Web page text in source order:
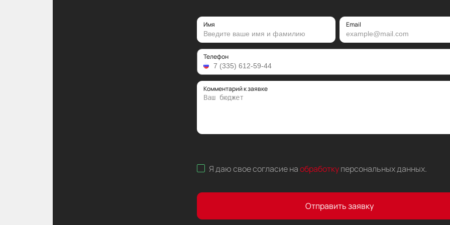
Имя Email
Телефон
Комментарий к заявке
Я даю свое согласие наобработку персональных данных.
Отправить заявку